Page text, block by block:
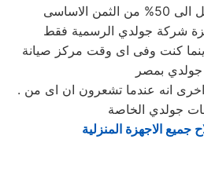
الاساسى
شركة جولدي الرسمية فقط
كنت وفى اى وقت مركز صيانة
جولدي بمصر
. لذلك نكرر عليكم مرة اخرى انه عندما تشعرون ان اى من
جولدي الخاصة
جميع الاجهزة المنزلية